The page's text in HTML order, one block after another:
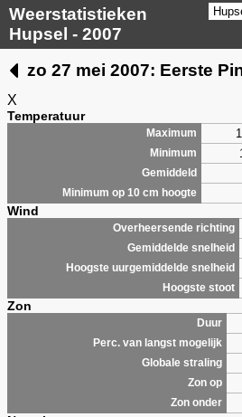
Weerstatistieken
Hupsel - 2007
zo 27 mei 2007: Eerste
X
Temperatuur
Maximum
Minimum
Gemiddeld
Minimum op 10 cm hoogte
Wind
Overheersende richting
Gemiddelde snelheid
Hoogste uurgemiddelde snelheid
Hoogste stoot
Zon
Duur
Perc. van langst mogelijk
Globale straling
Zon op
Zon onder